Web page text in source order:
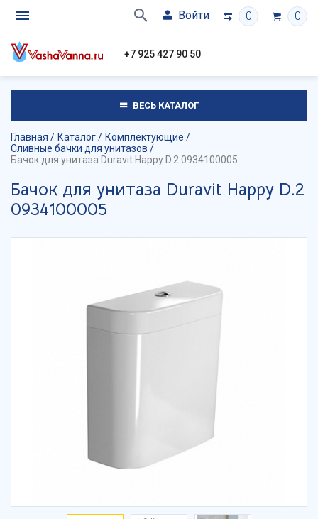
Войти 0 0
+7 925 427 90 50
ВЕСЬ КАТАЛОГ
Главная Каталог
Комплектующие
Сливные бачки для унитазов
Бачок для унитаза Duravit Happy D.2 0934100005
Бачок для унитаза Duravit Happy D.2
0934100005